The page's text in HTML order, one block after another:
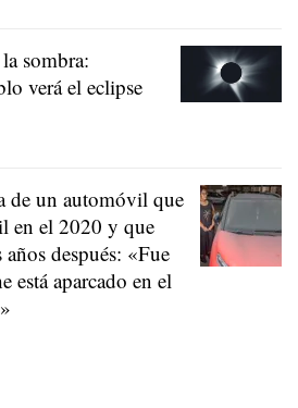
sombra:
verá el eclipse
de un automóvil que
en el 2020 y que
después: «Fue
está aparcado en el